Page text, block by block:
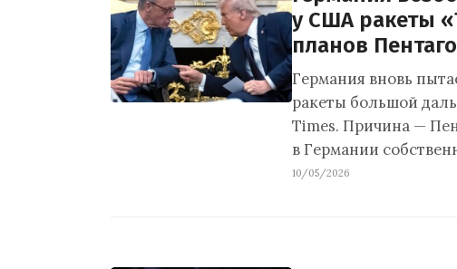
у США ракеты
планов
Германия вновь
ракеты большой
Times. Причина —
в Германии
10/05/2026